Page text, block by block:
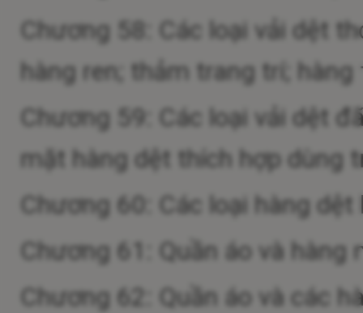
Chương 58: Các loại vải dệt
hàng ren; thảm trang trí;
Chương 59: Các loại vải dệt
mặt hàng dệt thích hợp dùng
Chương 60: Các loại hàng
Chương 61: Quần áo và
Chương 62: Quần áo và các